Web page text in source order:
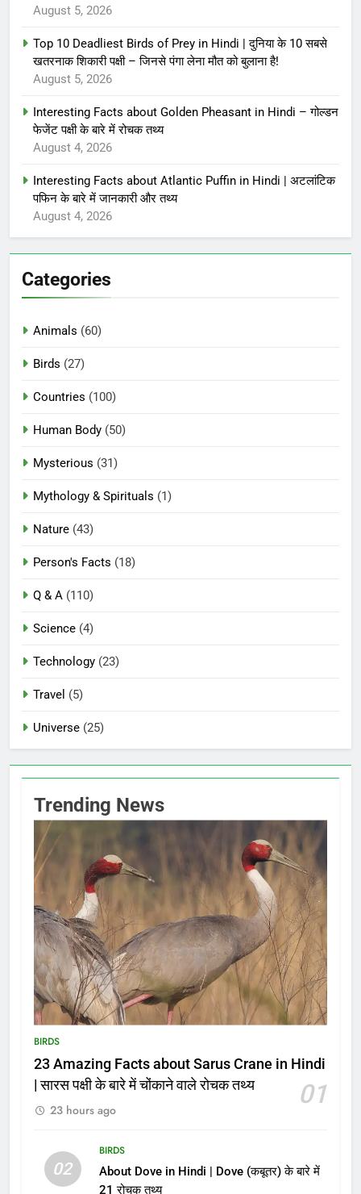
August 5, 2026
Top 10 Deadliest Birds of Prey in Hindi | दुनिया के 10 सबसे
खतरनाक शिकारी पक्षी – जिनसे पंगा लेना मौत को बुलाना है!
August 5, 2026
Interesting Facts about Golden Pheasant in Hindi – गोल्डन
फेजेंट पक्षी के बारे में रोचक तथ्य
August 4, 2026
Interesting Facts about Atlantic Puffin in Hindi | अटलांटिक
पफिन के बारे में जानकारी और तथ्य
August 4, 2026
Categories
Animals (60)
Birds (27)
Countries (100)
Human Body (50)
Mysterious (31)
Mythology & Spirituals (1)
Nature (43)
Person's Facts (18)
Q & A (110)
Science (4)
Technology (23)
Travel (5)
Universe (25)
Trending News
BIRDS
23 Amazing Facts about Sarus Crane in Hindi
| सारस पक्षी के बारे में चोंकाने वाले रोचक तथ्य
01
23 hours ago
02
BIRDS
About Dove in Hindi | Dove (कबूतर) के बारे में
21 रोचक तथ्य